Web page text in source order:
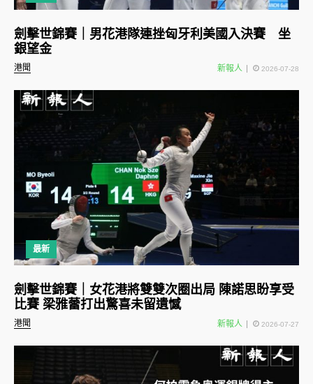
港聞
劍擊世錦賽｜男花港隊連挫匈牙利美國入決賽 坐
銀望金
新報人 2026-07-28
最新
港聞
劍擊世錦賽｜女花港將雙雙次圈出局 陳諾思盼享受
比賽 梁雅蕾打出驚喜未留遺憾
新報人 2026-07-27